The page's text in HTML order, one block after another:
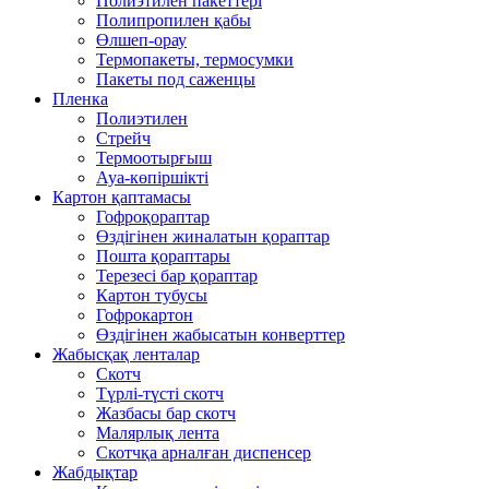
Полипропилен қабы
Өлшеп-орау
Термопакеты, термосумки
Пакеты под саженцы
Пленка
Полиэтилен
Стрейч
Термоотырғыш
Ауа-көпіршікті
Картон қаптамасы
Гофроқораптар
Өздігінен жиналатын қораптар
Пошта қораптары
Терезесі бар қораптар
Картон тубусы
Гофрокартон
Өздігінен жабысатын конверттер
Жабысқақ ленталар
Скотч
Түрлі-түсті скотч
Жазбасы бар скотч
Малярлық лента
Скотчқа арналған диспенсер
Жабдықтар